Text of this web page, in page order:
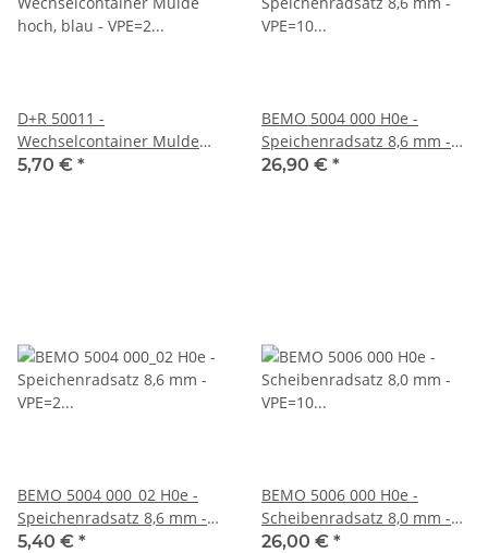
D+R 50011 -
Wechselcontainer Mulde
hoch, blau - VPE=2 Stück
5,70 € *
BEMO 5004 000 H0e -
Speichenradsatz 8,6 mm -
VPE=10 Stück
26,90 € *
BEMO 5004 000_02 H0e -
Speichenradsatz 8,6 mm -
VPE=2 Stück
5,40 € *
BEMO 5006 000 H0e -
Scheibenradsatz 8,0 mm -
VPE=10 Stück
26,00 € *